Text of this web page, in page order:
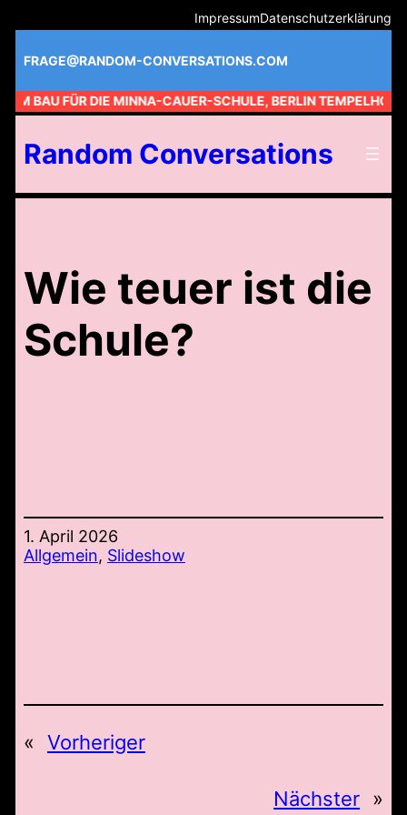
Inhalt
springen
ImpressumDatenschutzerklärung
FRAGE@RANDOM-CONVERSATIONS.COM
AM BAU FÜR DIE MINNA-CAUER-SCHULE, BERLIN TEMPELHOF //
Random Conversations
Wie teuer ist die
Schule?
1. April 2026
Allgemein, Slideshow
« Vorheriger
Nächster »